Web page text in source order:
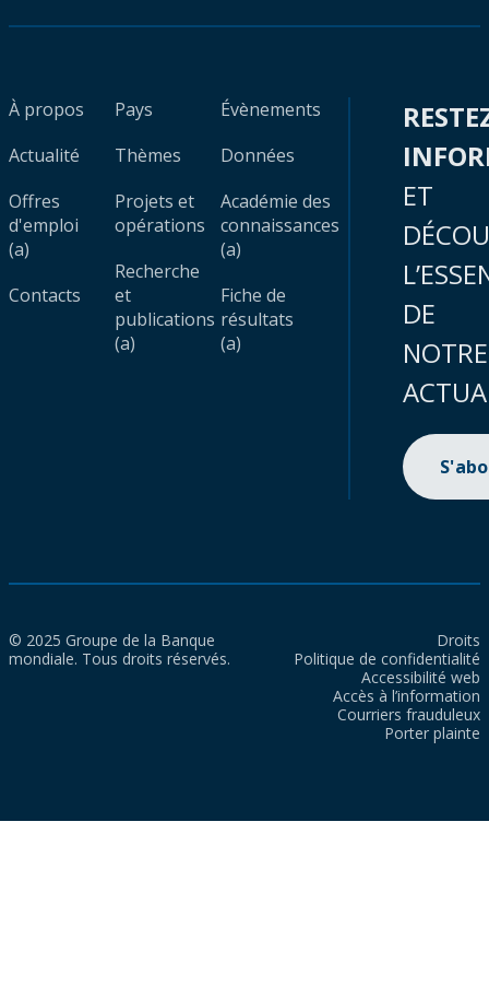
À propos
Actualité
Offres
d'emploi
(a)
Contacts
Pays
Thèmes
Projets et
opérations
Recherche
et
publications
(a)
Évènements
Données
Académie des
connaissances
(a)
Fiche de
résultats
(a)
ET
DE
NOTRE
© 2025 Groupe de la Banque
mondiale. Tous droits réservés.
Droits
Politique de confidentialité
Accessibilité web
Accès à l’information
Courriers frauduleux
Porter plainte